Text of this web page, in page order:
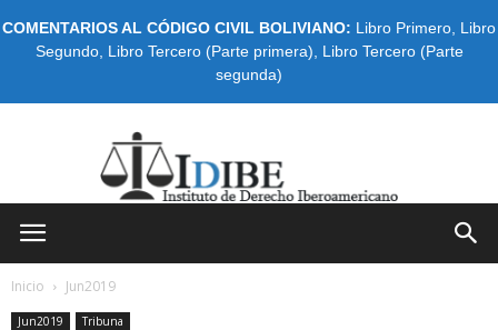
COMENTARIOS AL CÓDIGO CIVIL BOLIVIANO: Libro Primero Libro
Segundo, Libro Tercero (Parte primera)
Libro Tercero (Parte
segunda)
Inicio Jun2019
Jun2019 Tribuna